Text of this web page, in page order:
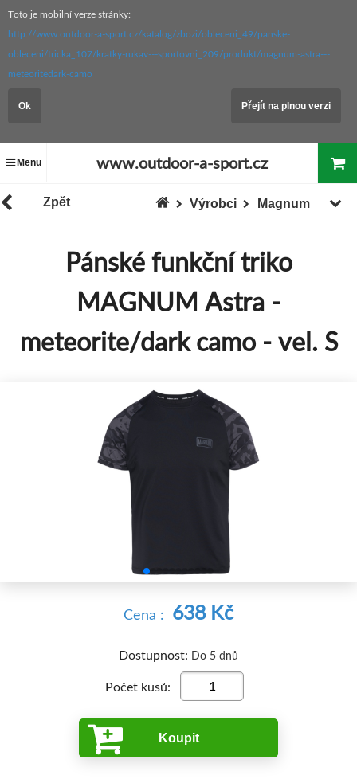
Toto je mobilní verze stránky:
http://www.outdoor-a-sport.cz/katalog/zbozi/obleceni_49/panske-
obleceni/tricka_107/kratky-rukav---sportovni_209/produkt/magnum-astra---
meteoritedark-camo
Ok Přejít na plnou verzi
Menu www.outdoor-a-sport.cz
Zpět Magnum
Výrobci
Pánské funkční triko
MAGNUM Astra -
meteorite/dark camo - vel. S
Cena : 638 Kč
Dostupnost: Do 5 dnů
Počet kusů:
Koupit